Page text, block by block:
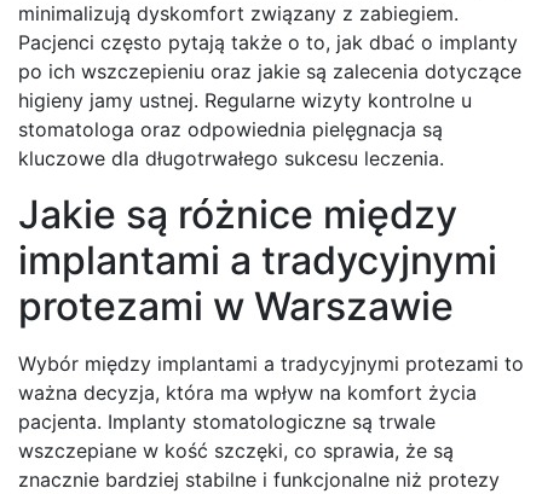
minimalizują dyskomfort związany z zabiegiem.
Pacjenci często pytają także o to, jak dbać o implanty
po ich wszczepieniu oraz jakie są zalecenia dotyczące
higieny jamy ustnej. Regularne wizyty kontrolne u
stomatologa oraz odpowiednia pielęgnacja są
kluczowe dla długotrwałego sukcesu leczenia.
Jakie są różnice między
implantami a tradycyjnymi
protezami w Warszawie
Wybór między implantami a tradycyjnymi protezami to
ważna decyzja, która ma wpływ na komfort życia
pacjenta. Implanty stomatologiczne są trwale
wszczepiane w kość szczęki, co sprawia, że są
znacznie bardziej stabilne i funkcjonalne niż protezy